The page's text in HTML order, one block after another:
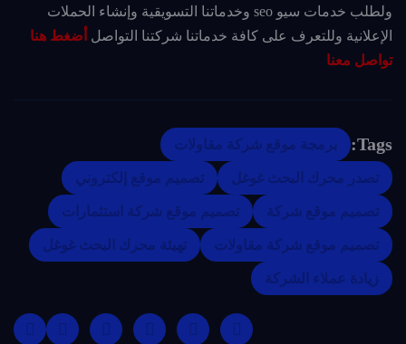
ولطلب خدمات سيو seo وخدماتنا التسويقية وإنشاء الحملات
الإعلانية وللتعرف على كافة خدماتنا شركتنا التواصل أضغط هنا
تواصل معنا
Tags: برمجة موقع شركة مقاولات
تصدر محرك البحث غوغل تصميم موقع إلكتروني
تصميم موقع شركة تصميم موقع شركة استثمارات
تصميم موقع شركة مقاولات تهيئة محرك البحث غوغل
زيادة عملاء الشركة